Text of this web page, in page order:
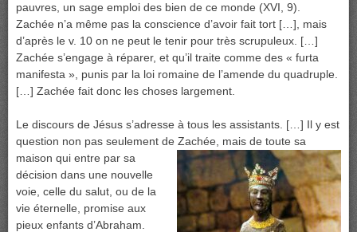
pauvres, un sage emploi des bien de ce monde (XVI, 9).
Zachée n’a même pas la conscience d’avoir fait tort […], mais
d’après le v. 10 on ne peut le tenir pour très scrupuleux. […]
Zachée s’engage à réparer, et qu’il traite comme des « furta
manifesta », punis par la loi romaine de l’amende du quadruple.
[…] Zachée fait donc les choses largement.
Le discours de Jésus s’adresse à tous les assistants. […] Il y est
question non pas seulement de Zachée, mais de toute sa
maison qui entre par sa
décision dans une nouvelle
voie, celle du salut, ou de la
vie éternelle, promise aux
pieux enfants d’Abraham.